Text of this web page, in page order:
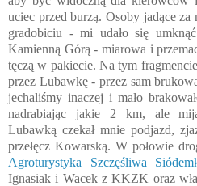
uciec przed burzą. Osoby jadące za
gradobiciu - mi udało się
Kamienną Górą - miarowa i
tęczą w pakiecie. Na tym
przez Lubawkę - przez sam
jechaliśmy inaczej i mało
nadrabiając jakie 2 km, ale
Lubawką czekał mnie podjazd,
przełęcz Kowarską. W połowie
Agroturystyka Szczęśliwa
Ignasiak i Wacek z KKZK oraz